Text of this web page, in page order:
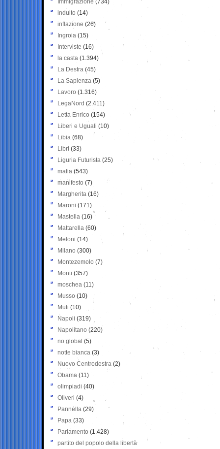
Immigrazione (734)
indulto (14)
inflazione (26)
Ingroia (15)
Interviste (16)
la casta (1.394)
La Destra (45)
La Sapienza (5)
Lavoro (1.316)
LegaNord (2.411)
Letta Enrico (154)
Liberi e Uguali (10)
Libia (68)
Libri (33)
Liguria Futurista (25)
mafia (543)
manifesto (7)
Margherita (16)
Maroni (171)
Mastella (16)
Mattarella (60)
Meloni (14)
Milano (300)
Montezemolo (7)
Monti (357)
moschea (11)
Musso (10)
Muti (10)
Napoli (319)
Napolitano (220)
no global (5)
notte bianca (3)
Nuovo Centrodestra (2)
Obama (11)
olimpiadi (40)
Oliveri (4)
Pannella (29)
Papa (33)
Parlamento (1.428)
partito del popolo della libertà